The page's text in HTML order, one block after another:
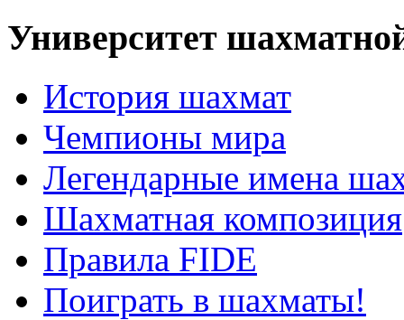
Университет
История шахмат
Чемпионы мира
Легендарные имена
Шахматная композиция
Правила FIDE
Поиграть в шахматы!